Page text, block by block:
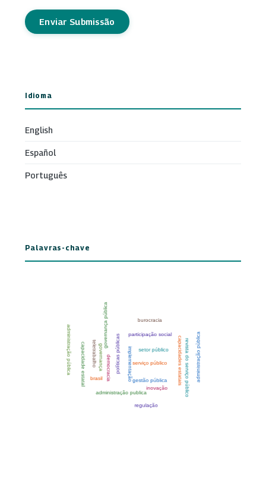
Enviar Submissão
Idioma
English
Español
Português
Palavras-chave